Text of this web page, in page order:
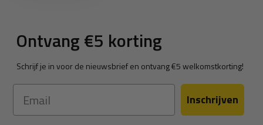
Ontvang €5 korting
Schrijf je in voor de nieuwsbrief en ontvang €5 welkomstkorting!
Email Inschrijven